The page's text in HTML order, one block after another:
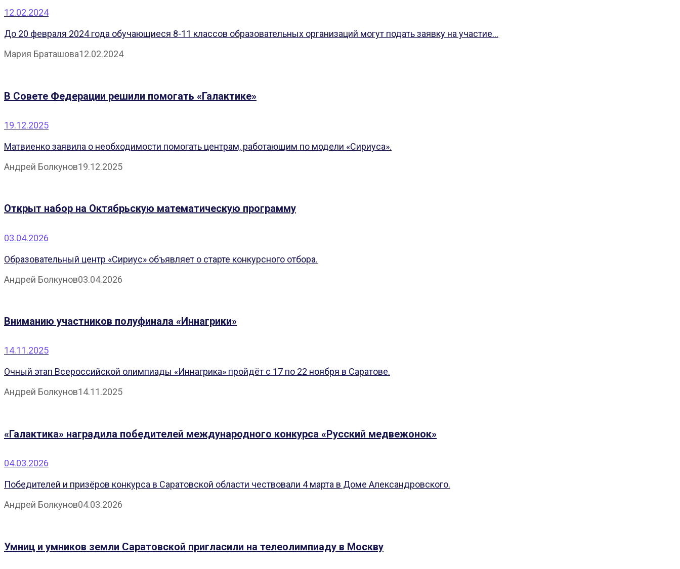
12.02.2024
До 20 февраля 2024 года обучающиеся 8-11 классов образовательных организаций могут подать заявку на участие...
Мария Браташова12.02.2024
В Совете Федерации решили помогать «Галактике»
19.12.2025
Матвиенко заявила о необходимости помогать центрам, работающим по модели «Сириуса».
Андрей Болкунов19.12.2025
Открыт набор на Октябрьскую математическую программу
03.04.2026
Образовательный центр «Сириус» объявляет о старте конкурсного отбора.
Андрей Болкунов03.04.2026
Вниманию участников полуфинала «Иннагрики»
14.11.2025
Очный этап Всероссийской олимпиады «Иннагрика» пройдёт с 17 по 22 ноября в Саратове.
Андрей Болкунов14.11.2025
«Галактика» наградила победителей международного конкурса «Русский медвежонок»
04.03.2026
Победителей и призёров конкурса в Саратовской области чествовали 4 марта в Доме Александровского.
Андрей Болкунов04.03.2026
Умниц и умников земли Саратовской пригласили на телеолимпиаду в Москву